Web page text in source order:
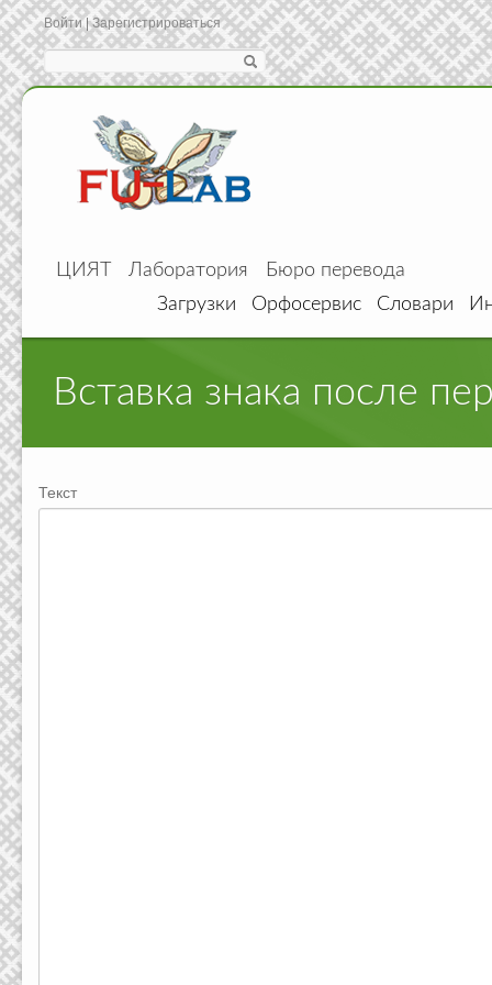
Войти|Зарегистрироваться
ЦИЯТ Лаборатория
Бюро перевода
Загрузки
Орфосервис Словари
Вставка знака после
Текст